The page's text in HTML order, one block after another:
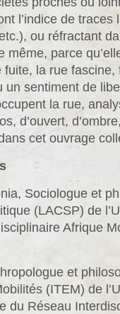
l’indice de
ou réfractant
même, parce
la rue
un sentiment de
la rue,
d’ouvert,
cet ouvrage
Sociologue et
(LACSP) de
Afrique
et
(ITEM) de
du Réseau